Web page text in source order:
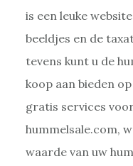
is een leuke
beeldjes en de
tevens kunt u de
koop aan bieden op
gratis services
hummelsale.com,
waarde van uw